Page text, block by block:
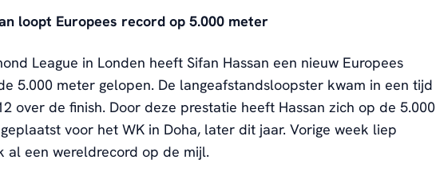
loopt Europees record op 5.000 meter
League in Londen heeft Sifan Hassan een nieuw Europees
5.000 meter gelopen. De langeafstandsloopster kwam in een tijd
over de finish. Door deze prestatie heeft Hassan zich op de 5.000
voor het WK in Doha, later dit jaar. Vorige week liep
al een wereldrecord op de mijl.